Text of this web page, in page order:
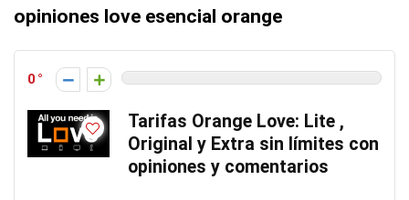
opiniones love esencial orange
0
Tarifas Orange Love: Lite ,
Original y Extra sin límites con
opiniones y comentarios